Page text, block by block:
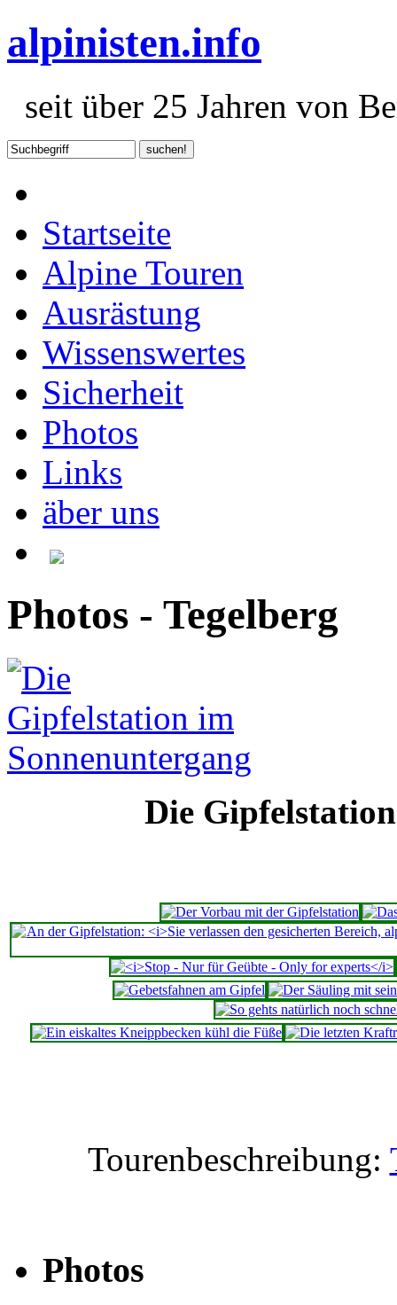
alpinisten.info
seit über 25 Jahren von
Startseite
Alpine Touren
Ausrästung
Wissenswertes
Sicherheit
Photos
Links
äber uns
Photos - Tegelberg
Die
Tourenbeschreibung:
Photos